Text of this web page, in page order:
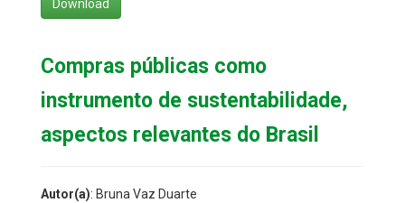
Download
Compras públicas como
instrumento de sustentabilidade,
aspectos relevantes do Brasil
Autor(a): Bruna Vaz Duarte